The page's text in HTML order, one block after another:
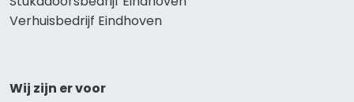
Verhuisbedrijf Eindhoven
Wij zijn er voor